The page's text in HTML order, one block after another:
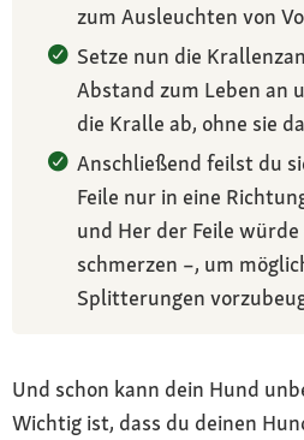
zum Ausleuchten von
Setze nun die
Abstand zum Leben an
die Kralle ab, ohne sie
Anschließend feilst du
Feile nur in eine
und Her der Feile
schmerzen –, um
Splitterungen
Und schon kann dein Hund
Wichtig ist, dass du deinen